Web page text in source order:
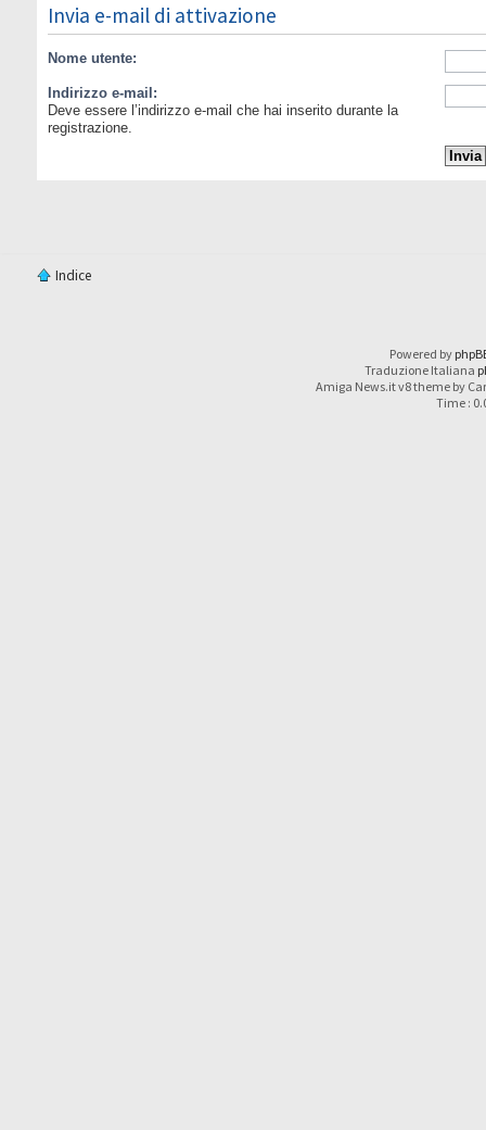
Invia e-mail di attivazione
Nome utente:
Indirizzo e-mail:
Deve essere l’indirizzo e-mail che hai inserito durante la
registrazione.
Indice
Powered by
Traduzione Italiana
Amiga News.it v8 theme by
Time :